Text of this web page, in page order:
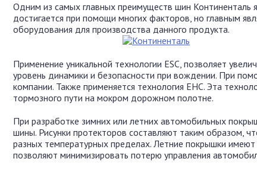
Одним из самых главных преимуществ шин Континенталь
достигается при помощи многих факторов, но главным
оборудования для производства данного продукта.
Применение уникальной технологии ESC, позволяет
уровень динамики и безопасности при вождении. При
компании. Также применяется технология EHC. Эта
тормозного пути на мокром дорожном полотне.
При разработке зимних или летних автомобильных
шины. Рисунки протекторов составляют таким образом,
разных температурных пределах. Летние покрышки
позволяют минимизировать потерю управления